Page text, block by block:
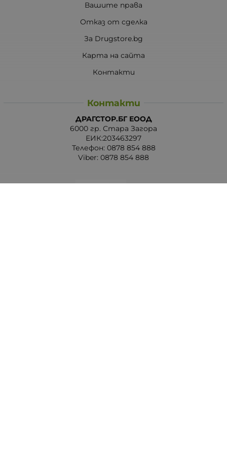
Вашите права
Отказ от сделка
За Drugstore.bg
Карта на сайта
Контакти
Контакти
ДРАГСТОР.БГ ЕООД
6000 гр. Стара Загора
ЕИК:203463297
Телефон: 0878 854 888
Viber: 0878 854 888